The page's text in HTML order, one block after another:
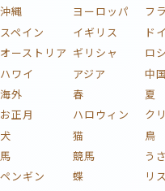
沖縄
ヨーロッパ フ
スペイン
イギリス ド
オーストリア ギリシャ ロ
ハワイ
アジア 中国
海外
春 夏
お正月
ハロウィン ク
犬
猫 鳥
馬
競馬 う
ペンギン
蝶 リス